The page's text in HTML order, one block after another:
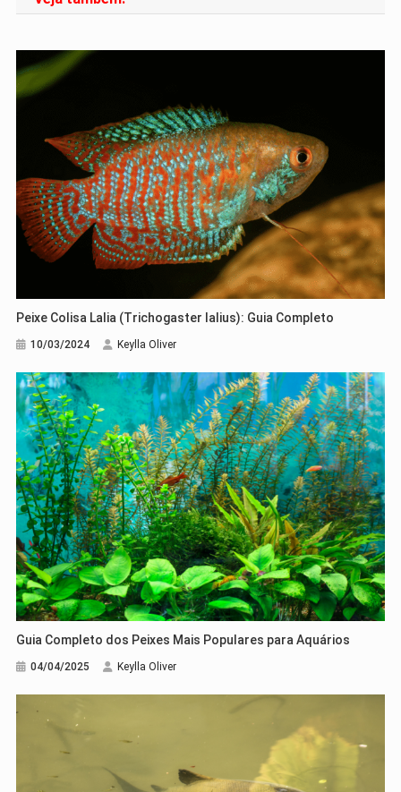
Post
Peixe Colisa Lalia (Trichogaster lalius): Guia Completo
10/03/2024 Keylla Oliver
Guia Completo dos Peixes Mais Populares para Aquários
04/04/2025 Keylla Oliver